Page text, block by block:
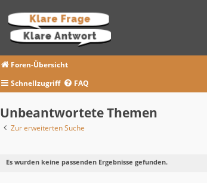
Foren-Übersicht
Schnellzugriff
FAQ
Unbeantwortete Themen
Zur erweiterten Suche
Es wurden keine passenden Ergebnisse gefunden.